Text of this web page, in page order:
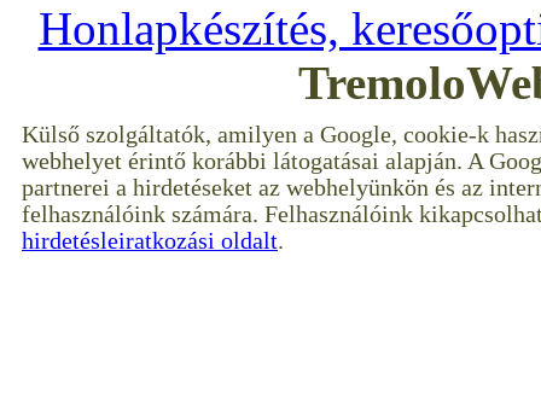
Honlapkészítés,
Külső szolgáltatók, amilyen a Google, cookie-k
webhelyet érintő korábbi látogatásai alapján. A
partnerei a hirdetéseket az webhelyünkön és az
felhasználóink számára. Felhasználóink
hirdetésleiratkozási oldalt.